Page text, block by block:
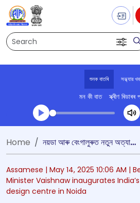
Search
শুনক বাতৰি সন্ধ্যার
মন কী বাত স্ক্ৰীণ ৰিডাৰৰ
Transcript summary
খেলা অডিঅ'
Home নয়ডা আৰু বেংগালুৰুত নতুন অত্যাধুনিক প্ৰকল্পৰ উদ্বোধন কেন্দ্রীয় ইলেক্ট্রনিকছ আৰু তথ্য-প্ৰযুক্তি মন্ত্ৰী অশ্বিনী বৈষ্ণৱৰ
Assamese | May 14, 2025 10:06 AM |
Minister Vaishnaw inaugurates
design centre in Noida